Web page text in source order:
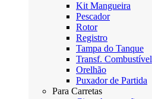
Kit Mangueira
Pescador
Rotor
Registro
Tampa do Tanque
Transf. Combustível
Orelhão
Puxador de Partida
Para Carretas